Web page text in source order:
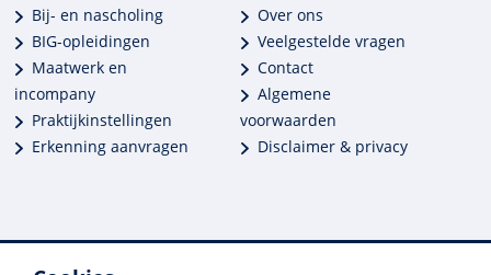
Bij- en nascholing
BIG-opleidingen
Maatwerk en
incompany
Praktijkinstellingen
Erkenning aanvragen
Over ons
Veelgestelde vragen
Contact
Algemene
voorwaarden
Disclaimer & privacy